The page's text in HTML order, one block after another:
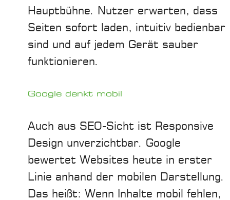
Hauptbühne. Nutzer erwarten, dass
Seiten sofort laden, intuitiv bedienbar
sind und auf jedem Gerät sauber
funktionieren.
Google denkt mobil
Auch aus SEO-Sicht ist Responsive
Design unverzichtbar. Google
bewertet Websites heute in erster
Linie anhand der mobilen Darstellung.
Das heißt: Wenn Inhalte mobil fehlen,